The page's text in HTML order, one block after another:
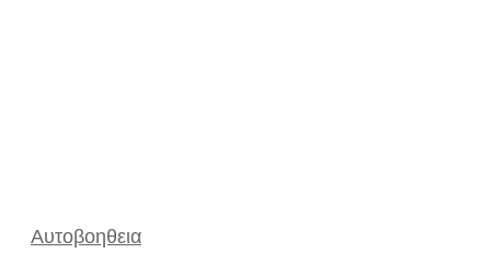
Αυτοβοηθεια